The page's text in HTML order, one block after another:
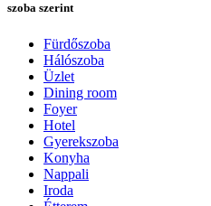
szoba szerint
Fürdőszoba
Hálószoba
Üzlet
Dining room
Foyer
Hotel
Gyerekszoba
Konyha
Nappali
Iroda